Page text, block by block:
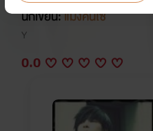
นักเขียน:แมงคันโซ่
Y
0.0